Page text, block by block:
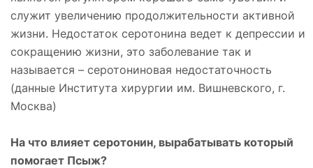
служит увеличению продолжительности активной
жизни. Недостаток серотонина ведет к депрессии и
сокращению жизни, это заболевание так и
называется – серотониновая недостаточность
(данные Института хирургии им. Вишневского, г.
Москва)
На что влияет серотонин, вырабатывать который
помогает Псыж?